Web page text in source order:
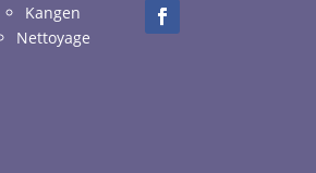
Kangen
Nettoyage